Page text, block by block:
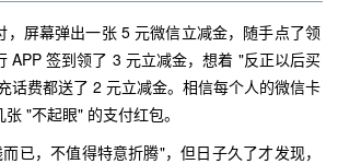
，屏幕弹出一张 5 元微信立减金，随手点了领
APP 签到领了 3 元立减金，想着 "反正以后买
话费都送了 2 元立减金。相信每个人的微信卡
"不起眼" 的支付红包。
已，不值得特意折腾"，但日子久了才发现，